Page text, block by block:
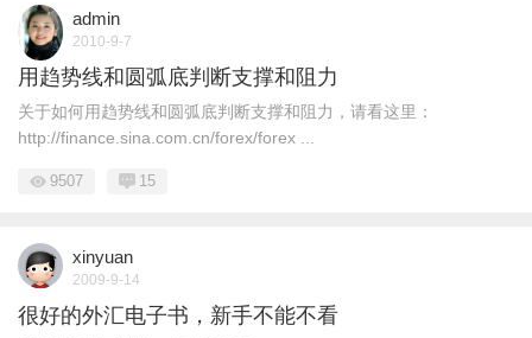
admin
2010-9-7
用趋势线和圆弧底判断支撑和阻力
关于如何用趋势线和圆弧底判断支撑和阻力，请看这里：
http://finance.sina.com.cn/forex/forex ...
9507 15
xinyuan
2009-9-14
很好的外汇电子书，新手不能不看